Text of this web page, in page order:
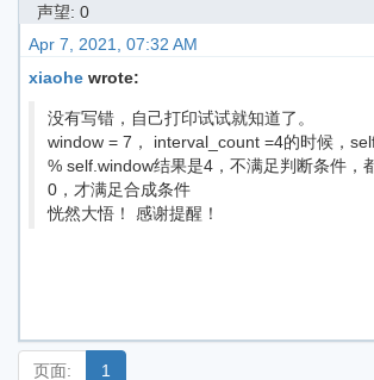
声望: 0
Apr 7, 2021, 07:32 AM
xiaohe wrote:
没有写错，自己打印试试就知道了。
window = 7， interval_count =4的时候，
% self.window结果是4，不满足判断条件，
0，才满足合成条件
恍然大悟！ 感谢提醒！
页面: 1